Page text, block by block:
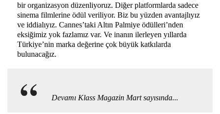
bir organizasyon düzenliyoruz. Diğer platformlarda sadece
sinema filmlerine ödül veriliyor. Biz bu yüzden avantajlıyız
ve iddialıyız. Cannes’taki Altın Palmiye ödülleri’nden
eksiğimiz yok fazlamız var. Ve inanın ilerleyen yıllarda
Türkiye’nin marka değerine çok büyük katkılarda
bulunacağız.
Devamı Klass Magazin Mart sayısında...